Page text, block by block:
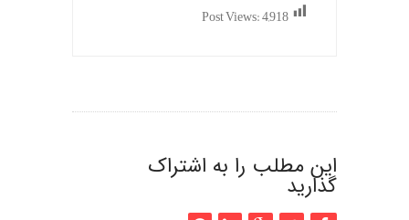
Post Views:4,918
این مطلب را به اشتراک
گذارید